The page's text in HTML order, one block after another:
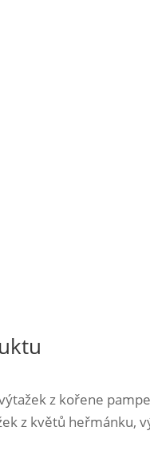
z kořene
z květů heřmánku,